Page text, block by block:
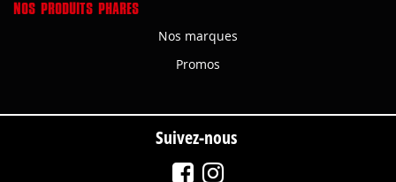
NOS PRODUITS PHARES
Nos marques
Promos
Suivez-nous